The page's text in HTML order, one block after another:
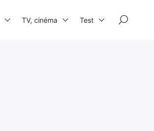
TV, cinéma Test